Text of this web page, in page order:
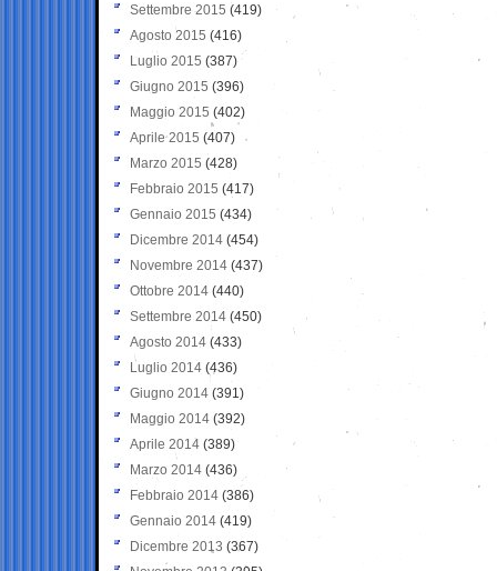
Settembre 2015 (419)
Agosto 2015 (416)
Luglio 2015 (387)
Giugno 2015 (396)
Maggio 2015 (402)
Aprile 2015 (407)
Marzo 2015 (428)
Febbraio 2015 (417)
Gennaio 2015 (434)
Dicembre 2014 (454)
Novembre 2014 (437)
Ottobre 2014 (440)
Settembre 2014 (450)
Agosto 2014 (433)
Luglio 2014 (436)
Giugno 2014 (391)
Maggio 2014 (392)
Aprile 2014 (389)
Marzo 2014 (436)
Febbraio 2014 (386)
Gennaio 2014 (419)
Dicembre 2013 (367)